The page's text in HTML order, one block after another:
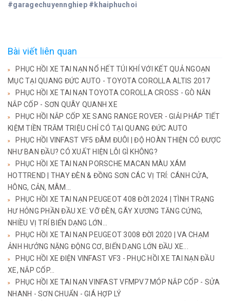
#garagechuyennghiep #khaiphuchoi
Bài viết liên quan
PHỤC HỒI XE TAI NẠN NỔ HẾT TÚI KHÍ VỚI KẾT QUẢ NGOẠN
MỤC TẠI QUANG ĐỨC AUTO - TOYOTA COROLLA ALTIS 2017
PHỤC HỒI XE TAI NẠN TOYOTA COROLLA CROSS - GÒ NẮN
NẮP CỐP - SƠN QUÂY QUANH XE
PHỤC HỒI NẮP CỐP XE SANG RANGE ROVER - GIẢI PHÁP TIẾT
KIỆM TIỀN TRĂM TRIỆU CHỈ CÓ TẠI QUANG ĐỨC AUTO
PHỤC HỒI VINFAST VF5 ĐÂM ĐUÔI | ĐỘ HOÀN THIỆN CÓ ĐƯỢC
NHƯ BAN ĐẦU? CÓ XUẤT HIỆN LỖI GÌ KHÔNG?
PHỤC HỒI XE TAI NẠN PORSCHE MACAN MÀU XÁM
HOTTREND | THAY ĐÈN & ĐỒNG SƠN CÁC VỊ TRÍ: CÁNH CỬA,
HÔNG, CẢN, MÂM...
PHỤC HỒI XE TAI NẠN PEUGEOT 408 ĐỜI 2024 | TÌNH TRẠNG
HƯ HỎNG PHẦN ĐẦU XE: VỠ ĐÈN, GÃY XƯƠNG TĂNG CỨNG,
NHIỀU VỊ TRÍ BIẾN DẠNG LỚN...
PHỤC HỒI XE TAI NẠN PEUGEOT 3008 ĐỜI 2020 | VA CHẠM
ẢNH HƯỞNG NẶNG ĐỘNG CƠ, BIẾN DẠNG LỚN ĐẦU XE...
PHỤC HỒI XE ĐIỆN VINFAST VF3 - PHỤC HỒI XE TAI NẠN ĐẦU
XE, NẮP CỐP...
PHỤC HỒI XE TAI NẠN VINFAST VFMPV7 MÓP NẮP CỐP - SỬA
NHANH - SƠN CHUẨN - GIÁ HỢP LÝ